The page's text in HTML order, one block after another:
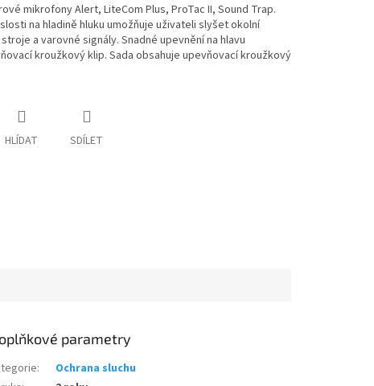
mikrofony Alert, LiteCom Plus, ProTac II, Sound Trap.
na hladině hluku umožňuje uživateli slyšet okolní
a varovné signály. Snadné upevnění na hlavu
kroužkový klip. Sada obsahuje upevňovací kroužkový
HLÍDAT SDÍLET
parametry
:
Ochrana sluchu